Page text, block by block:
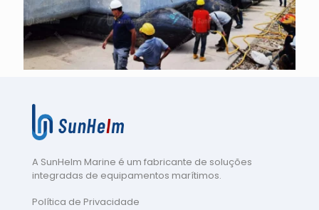
A SunHelm Marine é um fabricante de soluções
integradas de equipamentos marítimos.
Política de Privacidade